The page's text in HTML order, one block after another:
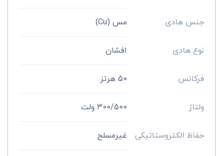
جنس هادی مس (Cu)
نوع هادی افشان
فرکانس 50 هرتز
ولتاژ 300/500 ولت
حفاظ الکتروستاتیکی غیرمسلح